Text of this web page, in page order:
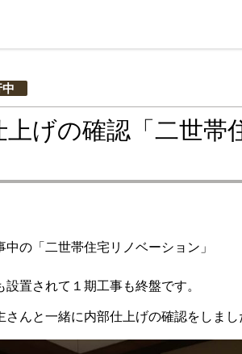
上げの確認「二世帯
中の「二世帯住宅リノベーション」
置されて１期工事も終盤です。
さんと一緒に内部仕上げの確認をしまし